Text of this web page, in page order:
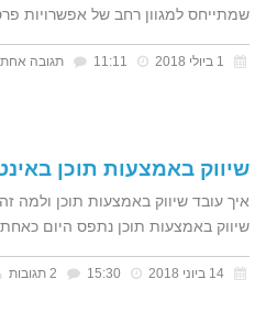
שמתייחס למגוון רחב של אפשרויות
תגובה אחת
שיווק באמצעות תוכן באינטרנט: 3
איך עובד שיווק באמצעות תוכן ולמה
שיווק באמצעות תוכן נתפס היום
2 תגובות